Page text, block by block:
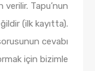
verilir. Tapu’nun
(ilk kayıtta).
cevabı
için bizimle